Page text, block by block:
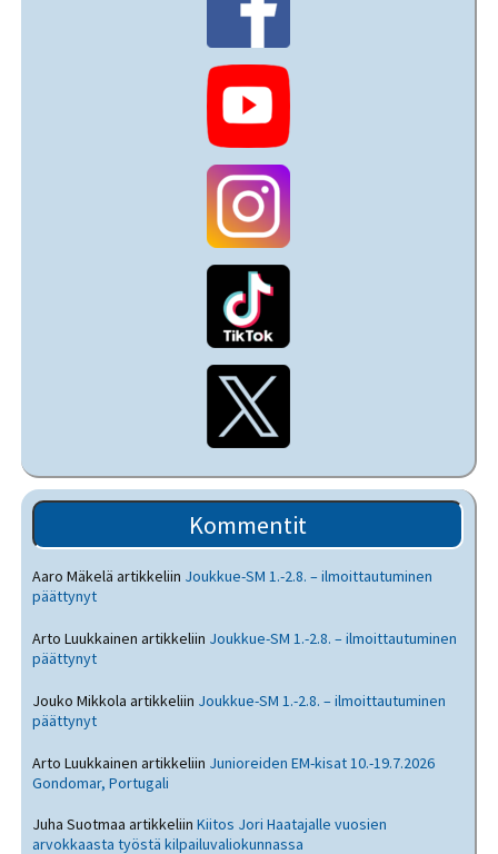
Kommentit
Aaro Mäkelä artikkeliin Joukkue-SM 1.-2.8. – ilmoittautuminen
päättynyt
Arto Luukkainen artikkeliin Joukkue-SM 1.-2.8. – ilmoittautuminen
päättynyt
Jouko Mikkola artikkeliin Joukkue-SM 1.-2.8. – ilmoittautuminen
päättynyt
Arto Luukkainen artikkeliin Junioreiden EM-kisat 10.-19.7.2026
Gondomar, Portugali
Juha Suotmaa artikkeliinKiitos Jori Haatajalle vuosien
arvokkaasta työstä kilpailuvaliokunnassa